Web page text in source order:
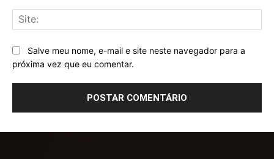
Salve meu nome, e-mail e site neste navegador para a
próxima vez que eu comentar.